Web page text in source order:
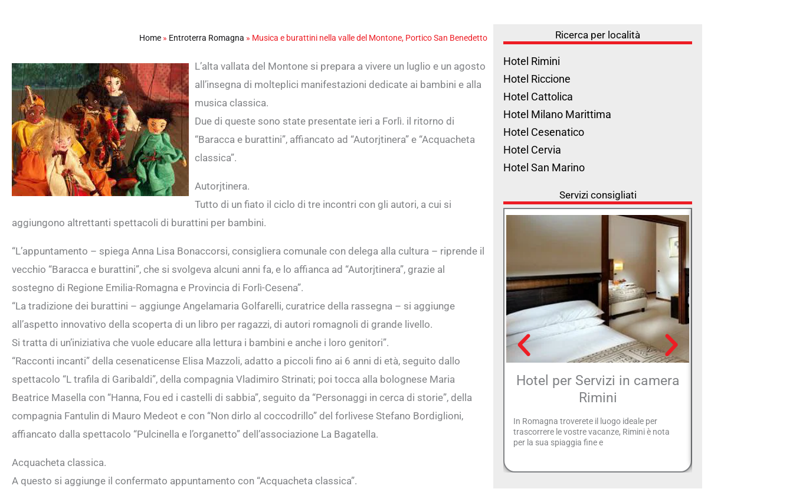
Home » Entroterra Romagna » Musica e burattini nella valle del Montone, Portico San Benedetto
L’alta vallata del Montone si prepara a vivere un luglio e un agosto
all’insegna di molteplici manifestazioni dedicate ai bambini e alla
musica classica.
Due di queste sono state presentate ieri a Forlì. il ritorno di
“Baracca e burattini”, affiancato ad “Autorjtinera” e “Acquacheta
classica”.
Autorjtinera.
Tutto di un fiato il ciclo di tre incontri con gli autori, a cui si
aggiungono altrettanti spettacoli di burattini per bambini.
“L’appuntamento – spiega Anna Lisa Bonaccorsi, consigliera comunale con delega alla cultura – riprende il
vecchio “Baracca e burattini”, che si svolgeva alcuni anni fa, e lo affianca ad “Autorjtinera”, grazie al
sostegno di Regione Emilia-Romagna e Provincia di Forlì-Cesena”.
“La tradizione dei burattini – aggiunge Angelamaria Golfarelli, curatrice della rassegna – si aggiunge
all’aspetto innovativo della scoperta di un libro per ragazzi, di autori romagnoli di grande livello.
Si tratta di un’iniziativa che vuole educare alla lettura i bambini e anche i loro genitori”.
“Racconti incanti” della cesenaticense Elisa Mazzoli, adatto a piccoli fino ai 6 anni di età, seguito dallo
spettacolo “L trafila di Garibaldi”, della compagnia Vladimiro Strinati; poi tocca alla bolognese Maria
Beatrice Masella con “Hanna, Fou ed i castelli di sabbia”, seguito da “Personaggi in cerca di storie”, della
compagnia Fantulin di Mauro Medeot e con “Non dirlo al coccodrillo” del forlivese Stefano Bordiglioni,
affiancato dalla spettacolo “Pulcinella e l’organetto” dell’associazione La Bagatella.
Acquacheta classica.
A questo si aggiunge il confermato appuntamento con “Acquacheta classica”.
Ricerca per località
Hotel Rimini
Hotel Riccione
Hotel Cattolica
Hotel Milano Marittima
Hotel Cesenatico
Hotel Cervia
Hotel San Marino
Servizi consigliati
Hotel per Servizi in camera
Rimini
In Romagna troverete il luogo ideale per
trascorrere le vostre vacanze, Rimini è nota
per la sua spiaggia fine e